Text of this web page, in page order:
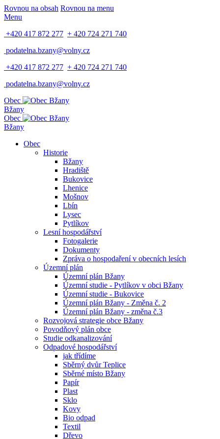
Rovnou na obsah Rovnou na menu
Menu
+420 417 872 277 + 420 724 271 740
podatelna.bzany@volny.cz
+420 417 872 277 + 420 724 271 740
podatelna.bzany@volny.cz
Obec
Bžany
Obec
Bžany
Obec
Historie
Bžany
Hradiště
Bukovice
Lhenice
Mošnov
Lbín
Lysec
Pytlíkov
Lesní hospodářství
Fotogalerie
Dokumenty
Zpráva o hospodaření v obecních lesích
Územní plán
Územní plán Bžany
Územní studie - Pytlíkov v obci Bžany
Územní studie - Bukovice
Územní plán Bžany - Změna č. 2
Územní plán Bžany - změna č.3
Rozvojová strategie obce Bžany
Povodňový plán obce
Studie odkanalizování
Odpadové hospodářství
jak třídíme
Sběrný dvůr Teplice
Sběrné místo Bžany
Papír
Plast
Sklo
Kovy
Bio odpad
Textil
Dřevo